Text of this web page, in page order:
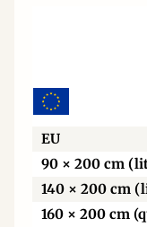
EU
90 × 200 cm
140 × 200 cm
160 × 200 cm